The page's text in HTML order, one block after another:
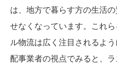
は、地方で暮らす方の生活
せなくなっています。これ
ル物流は広く注目されるよ
配事業者の視点でみると、